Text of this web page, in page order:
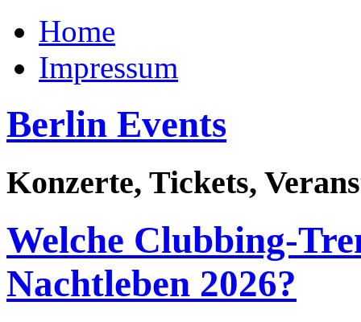
Home
Impressum
Berlin Events
Konzerte, Tickets,
Welche Clubbing-
Nachtleben 2026?